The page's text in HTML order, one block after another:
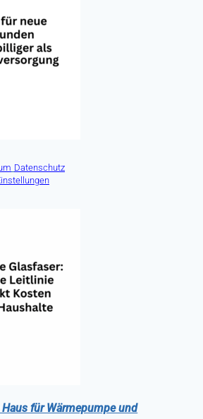
Datenschutz
für Wärmepumpe und